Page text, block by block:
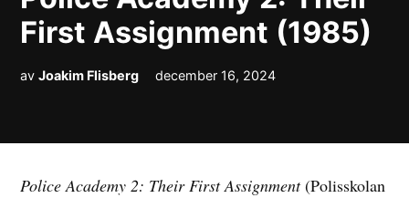
First Assignment (1985)
av Joakim Flisberg december 16, 2024
Police Academy 2: Their First Assignment(Polisskolan